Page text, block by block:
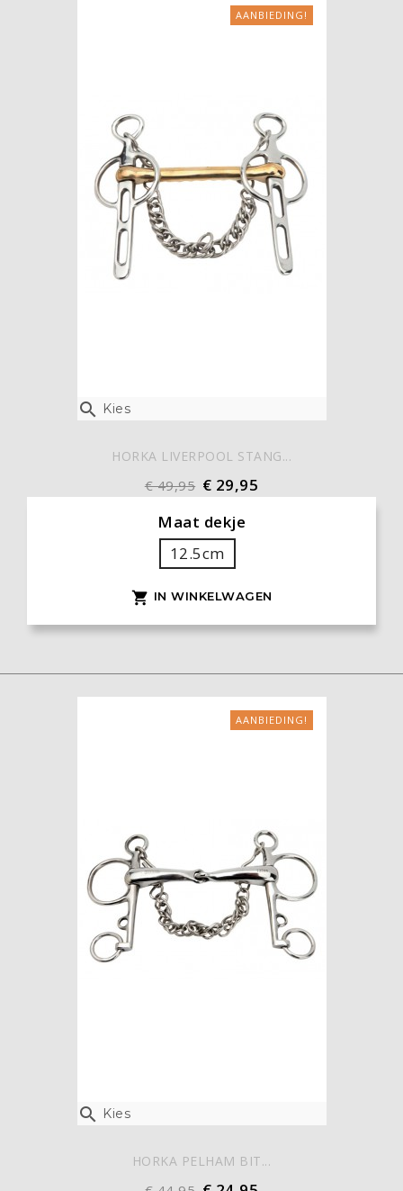
 Kies
AANBIEDING!
HORKA LIVERPOOL STANG...
€ 49,95 € 29,95
Maat dekje
12.5cm
 IN WINKELWAGEN
 Kies
AANBIEDING!
HORKA PELHAM BIT...